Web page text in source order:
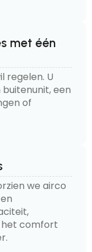
met één
regelen. U
een
of
we airco
het comfort